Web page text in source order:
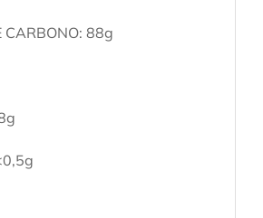
CARBONO: 88g